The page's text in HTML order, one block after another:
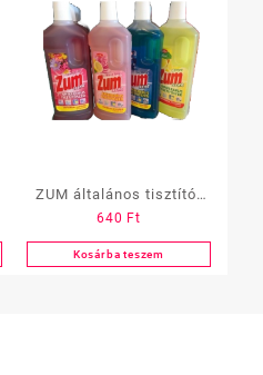
ZUM általános tisztító,
750 ml többféle
640 Ft
Kosárba teszem